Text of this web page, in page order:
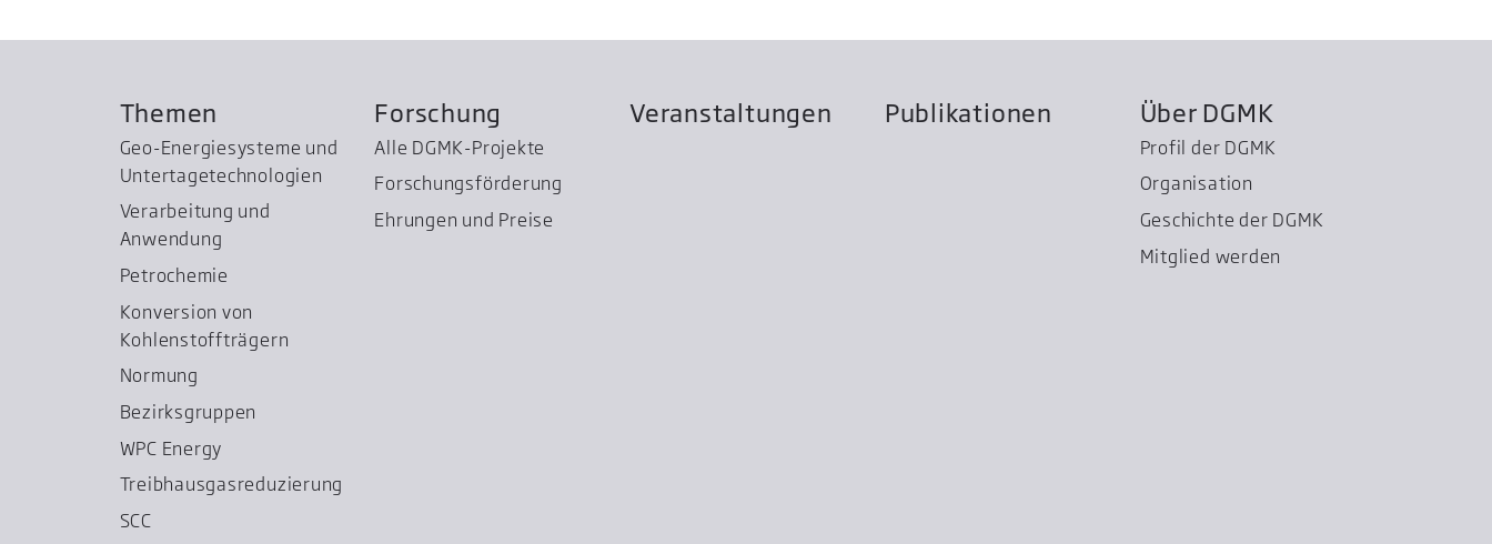
Themen
Geo-Energiesysteme und
Untertage­technologien
Verarbeitung und
Anwendung
Petrochemie
Konversion von
Kohlenstoffträgern
Normung
Bezirksgruppen
WPC Energy
Treibhausgas­reduzierung
SCC
Forschung
Alle DGMK-Projekte
Forschungsförderung
Ehrungen und Preise
Veranstaltungen Publikationen Über DGMK
Profil der DGMK
Organisation
Geschichte der DGMK
Mitglied werden